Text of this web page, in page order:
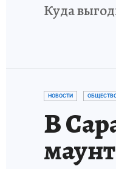
Куда
НОВОСТИ
В